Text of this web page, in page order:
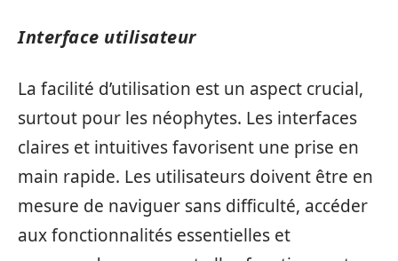
Interface utilisateur
La facilité d’utilisation est un aspect crucial,
surtout pour les néophytes. Les interfaces
claires et intuitives favorisent une prise en
main rapide. Les utilisateurs doivent être en
mesure de naviguer sans difficulté, accéder
aux fonctionnalités essentielles et